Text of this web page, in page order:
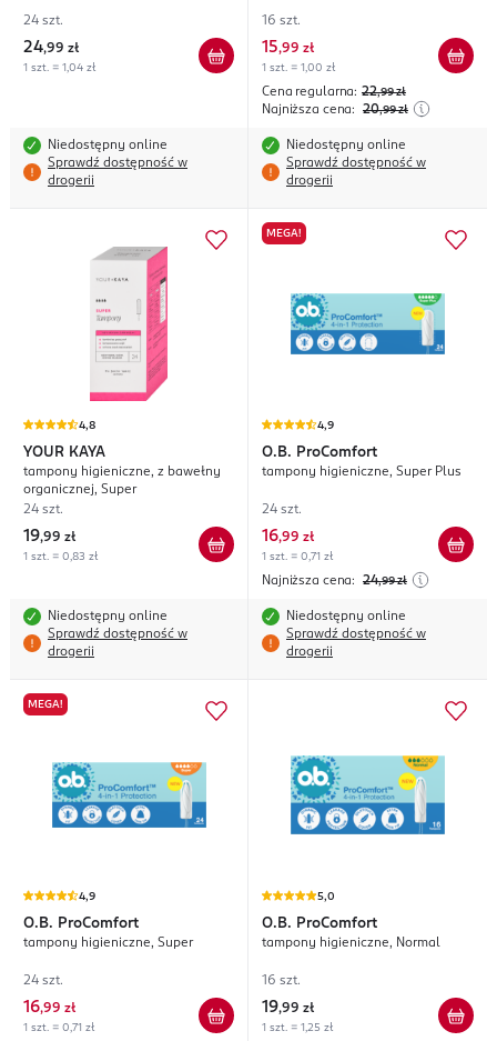
24 szt.
24,99 zł
1 szt. = 1,04 zł
Niedostępny online
Sprawdź dostępność w
drogerii
16 szt.
15,99 zł
1 szt. = 1,00 zł
Cena regularna: 22,99 zł
Najniższa cena: 20,99 zł
Niedostępny online
Sprawdź dostępność w
drogerii
4,8
YOUR KAYA
tampony higieniczne, z bawełny
organicznej, Super
24 szt.
19,99 zł
1 szt. = 0,83 zł
Niedostępny online
Sprawdź dostępność w
drogerii
MEGA!
4,9
O.B. ProComfort
tampony higieniczne, Super Plus
24 szt.
16,99 zł
1 szt. = 0,71 zł
Najniższa cena: 24,99 zł
Niedostępny online
Sprawdź dostępność w
drogerii
MEGA!
4,9
O.B. ProComfort
tampony higieniczne, Super
24 szt.
16,99 zł
1 szt. = 0,71 zł
5,0
O.B. ProComfort
tampony higieniczne, Normal
16 szt.
19,99 zł
1 szt. = 1,25 zł